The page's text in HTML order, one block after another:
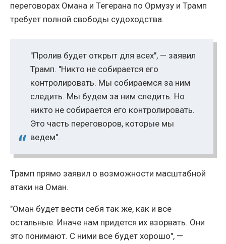
переговорах Омана и Тегерана по Ормузу и Трамп
требует полной свободы судоходства.
"Пролив будет открыт для всех", — заявил
Трамп. "Никто не собирается его
контролировать. Мы собираемся за ним
следить. Мы будем за ним следить. Но
никто не собирается его контролировать.
Это часть переговоров, которые мы
ведем".
Трамп прямо заявил о возможности масштабной
атаки на Оман.
"Оман будет вести себя так же, как и все
остальные. Иначе нам придется их взорвать. Они
это понимают. С ними все будет хорошо", —